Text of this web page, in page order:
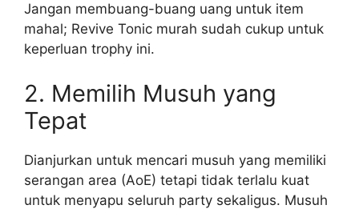
Jangan membuang-buang uang untuk item
mahal; Revive Tonic murah sudah cukup untuk
keperluan trophy ini.
2. Memilih Musuh yang
Tepat
Dianjurkan untuk mencari musuh yang memiliki
serangan area (AoE) tetapi tidak terlalu kuat
untuk menyapu seluruh party sekaligus. Musuh